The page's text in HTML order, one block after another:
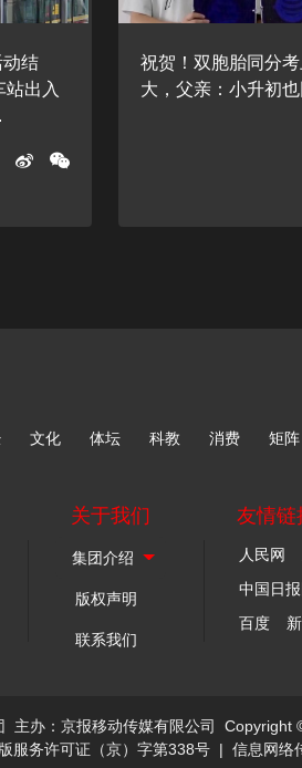
结
站出入
祝贺！双胞胎同分
大，父亲：小升初也
文化 体坛 科教 消费 矩阵
关于我们
版权声明
联系我们
友情链
人民网
中国日报
百度
主办：京报移动传媒有限公司
Copyright
服务许可证（京）字第338号 | 信息网络